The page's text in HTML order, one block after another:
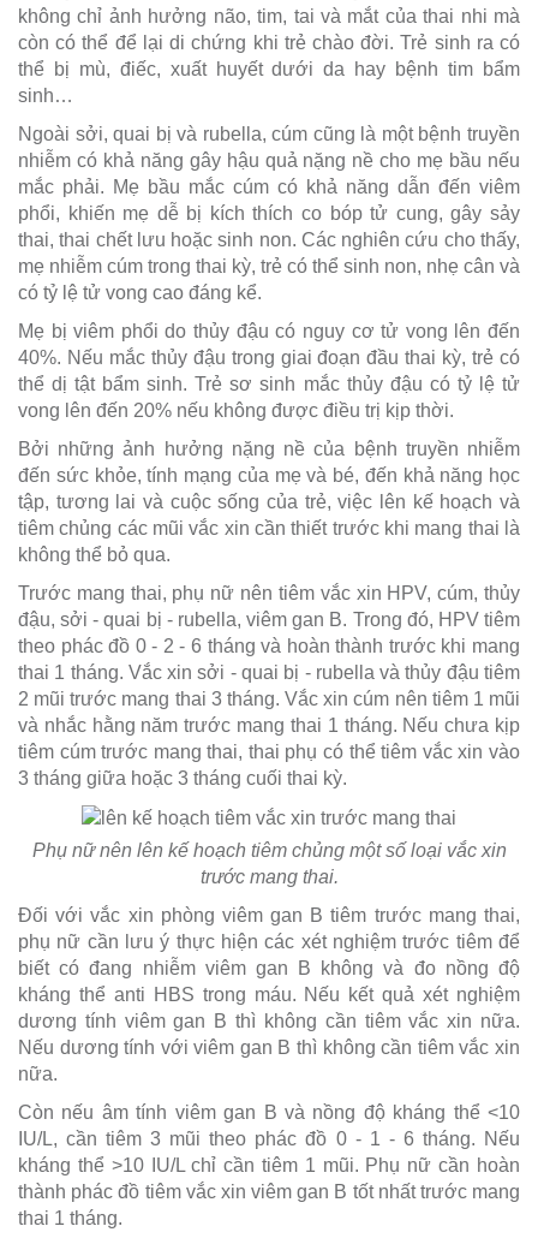
không chỉ ảnh hưởng não, tim, tai và mắt của thai nhi mà
còn có thể để lại di chứng khi trẻ chào đời. Trẻ sinh ra có
thể bị mù, điếc, xuất huyết dưới da hay bệnh tim bẩm
sinh…
Ngoài sởi, quai bị và rubella, cúm cũng là một bệnh truyền
nhiễm có khả năng gây hậu quả nặng nề cho mẹ bầu nếu
mắc phải. Mẹ bầu mắc cúm có khả năng dẫn đến viêm
phổi, khiến mẹ dễ bị kích thích co bóp tử cung, gây sảy
thai, thai chết lưu hoặc sinh non. Các nghiên cứu cho thấy,
mẹ nhiễm cúm trong thai kỳ, trẻ có thể sinh non, nhẹ cân và
có tỷ lệ tử vong cao đáng kể.
Mẹ bị viêm phổi do thủy đậu có nguy cơ tử vong lên đến
40%. Nếu mắc thủy đậu trong giai đoạn đầu thai kỳ, trẻ có
thể dị tật bẩm sinh. Trẻ sơ sinh mắc thủy đậu có tỷ lệ tử
vong lên đến 20% nếu không được điều trị kịp thời.
Bởi những ảnh hưởng nặng nề của bệnh truyền nhiễm
đến sức khỏe, tính mạng của mẹ và bé, đến khả năng học
tập, tương lai và cuộc sống của trẻ, việc lên kế hoạch và
tiêm chủng các mũi vắc xin cần thiết trước khi mang thai là
không thể bỏ qua.
Trước mang thai, phụ nữ nên tiêm vắc xin HPV, cúm, thủy
đậu, sởi - quai bị - rubella, viêm gan B. Trong đó, HPV tiêm
theo phác đồ 0 - 2 - 6 tháng và hoàn thành trước khi mang
thai 1 tháng. Vắc xin sởi - quai bị - rubella và thủy đậu tiêm
2 mũi trước mang thai 3 tháng. Vắc xin cúm nên tiêm 1 mũi
và nhắc hằng năm trước mang thai 1 tháng. Nếu chưa kịp
tiêm cúm trước mang thai, thai phụ có thể tiêm vắc xin vào
3 tháng giữa hoặc 3 tháng cuối thai kỳ.
Phụ nữ nên lên kế hoạch tiêm chủng một số loại vắc xin
trước mang thai.
Đối với vắc xin phòng viêm gan B tiêm trước mang thai,
phụ nữ cần lưu ý thực hiện các xét nghiệm trước tiêm để
biết có đang nhiễm viêm gan B không và đo nồng độ
kháng thể anti HBS trong máu. Nếu kết quả xét nghiệm
dương tính viêm gan B thì không cần tiêm vắc xin nữa.
Nếu dương tính với viêm gan B thì không cần tiêm vắc xin
nữa.
Còn nếu âm tính viêm gan B và nồng độ kháng thể <10
IU/L, cần tiêm 3 mũi theo phác đồ 0 - 1 - 6 tháng. Nếu
kháng thể >10 IU/L chỉ cần tiêm 1 mũi. Phụ nữ cần hoàn
thành phác đồ tiêm vắc xin viêm gan B tốt nhất trước mang
thai 1 tháng.